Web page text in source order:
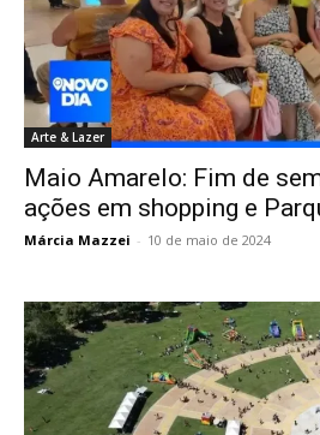
Arte & Lazer
Maio Amarelo: Fim de
ações em shopping e
Márcia Mazzei - 10 de maio de 2024